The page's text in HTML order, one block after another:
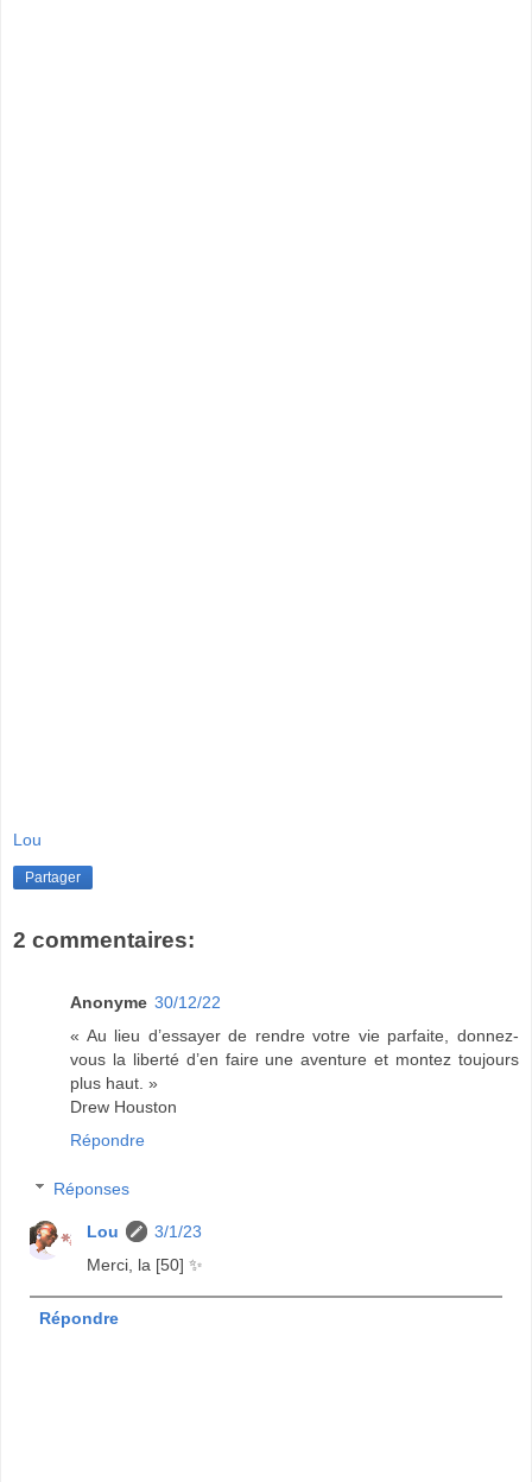
Lou
Partager
2 commentaires:
Anonyme 30/12/22
« Au lieu d’essayer de rendre votre vie parfaite, donnez-
vous la liberté d’en faire une aventure et montez toujours
plus haut. »
Drew Houston
Répondre
Réponses
Lou
3/1/23
Merci, la [50] ✨
Répondre